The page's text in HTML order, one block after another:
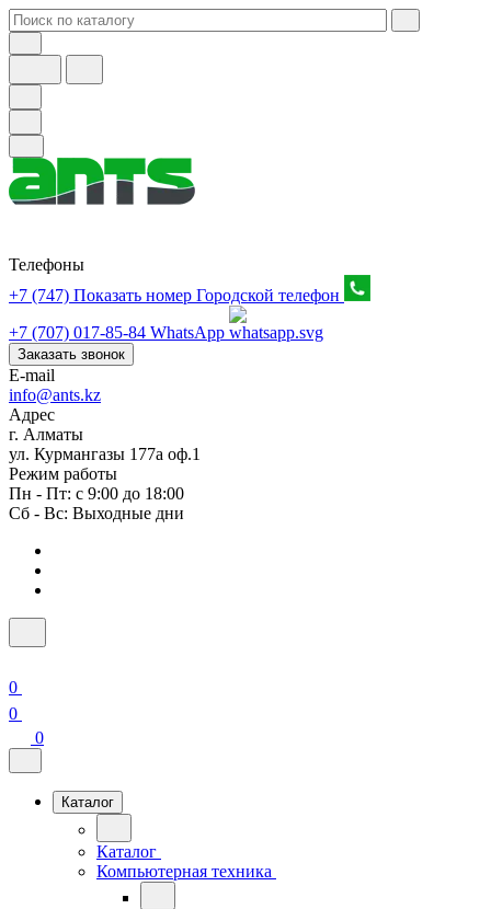
Телефоны
+7 (747) Показать номер Городской телефон
+7 (707) 017-85-84 WhatsApp
Заказать звонок
E-mail
info@ants.kz
Адрес
г. Алматы
ул. Курмангазы 177а оф.1
Режим работы
Пн - Пт: с 9:00 до 18:00
Сб - Вс: Выходные дни
0
0
0
Каталог
Каталог
Компьютерная техника